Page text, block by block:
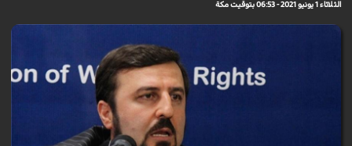
الثلاثاء 1 يونيو 2021 - 06:53 بتوقيت مكة